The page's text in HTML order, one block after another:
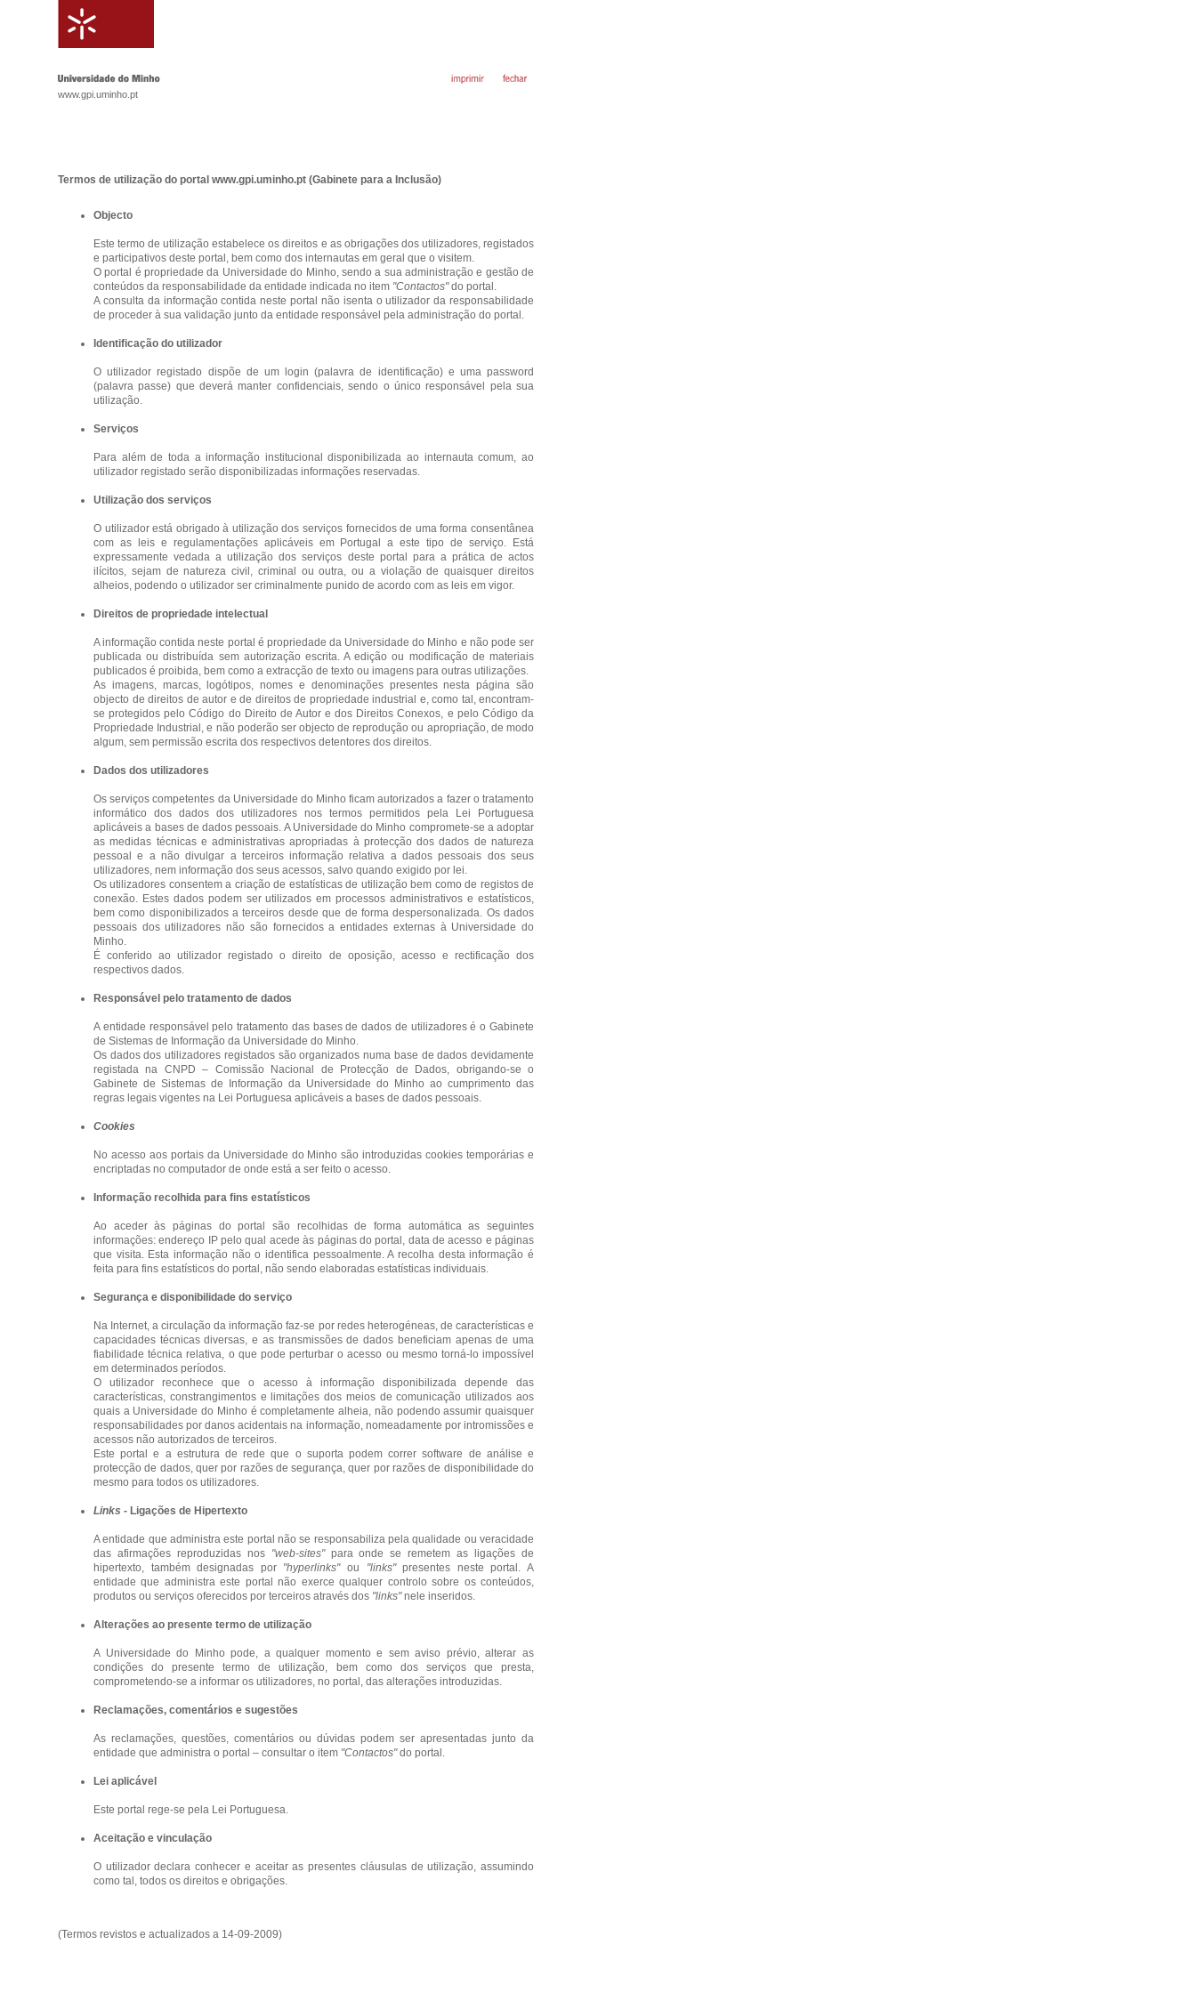
www.gpi.uminho.pt
Termos de utilização do portal www.gpi.uminho.pt (Gabinete para a Inclusão)
Objecto
Este termo de utilização estabelece os direitos e as obrigações dos utilizadores, registados
e participativos deste portal, bem como dos internautas em geral que o visitem.
O portal é propriedade da Universidade do Minho, sendo a sua administração e gestão de
conteúdos da responsabilidade da entidade indicada no item "Contactos"do portal.
A consulta da informação contida neste portal não isenta o utilizador da responsabilidade
de proceder à sua validação junto da entidade responsável pela administração do portal.
Identificação do utilizador
O utilizador registado dispõe de um login (palavra de identificação) e uma password
(palavra passe) que deverá manter confidenciais, sendo o único responsável pela sua
utilização.
Serviços
Para além de toda a informação institucional disponibilizada ao internauta comum, ao
utilizador registado serão disponibilizadas informações reservadas.
Utilização dos serviços
O utilizador está obrigado à utilização dos serviços fornecidos de uma forma consentânea
com as leis e regulamentações aplicáveis em Portugal a este tipo de serviço. Está
expressamente vedada a utilização dos serviços deste portal para a prática de actos
ilícitos, sejam de natureza civil, criminal ou outra, ou a violação de quaisquer direitos
alheios, podendo o utilizador ser criminalmente punido de acordo com as leis em vigor.
Direitos de propriedade intelectual
A informação contida neste portal é propriedade da Universidade do Minho e não pode ser
publicada ou distribuída sem autorização escrita. A edição ou modificação de materiais
publicados é proibida, bem como a extracção de texto ou imagens para outras utilizações.
As imagens, marcas, logótipos, nomes e denominações presentes nesta página são
objecto de direitos de autor e de direitos de propriedade industrial e, como tal, encontram-
se protegidos pelo Código do Direito de Autor e dos Direitos Conexos, e pelo Código da
Propriedade Industrial, e não poderão ser objecto de reprodução ou apropriação, de modo
algum, sem permissão escrita dos respectivos detentores dos direitos.
Dados dos utilizadores
Os serviços competentes da Universidade do Minho ficam autorizados a fazer o tratamento
informático dos dados dos utilizadores nos termos permitidos pela Lei Portuguesa
aplicáveis a bases de dados pessoais. A Universidade do Minho compromete-se a adoptar
as medidas técnicas e administrativas apropriadas à protecção dos dados de natureza
pessoal e a não divulgar a terceiros informação relativa a dados pessoais dos seus
utilizadores, nem informação dos seus acessos, salvo quando exigido por lei.
Os utilizadores consentem a criação de estatísticas de utilização bem como de registos de
conexão. Estes dados podem ser utilizados em processos administrativos e estatísticos,
bem como disponibilizados a terceiros desde que de forma despersonalizada. Os dados
pessoais dos utilizadores não são fornecidos a entidades externas à Universidade do
Minho.
É conferido ao utilizador registado o direito de oposição, acesso e rectificação dos
respectivos dados.
Responsável pelo tratamento de dados
A entidade responsável pelo tratamento das bases de dados de utilizadores é o Gabinete
de Sistemas de Informação da Universidade do Minho.
Os dados dos utilizadores registados são organizados numa base de dados devidamente
registada na CNPD – Comissão Nacional de Protecção de Dados, obrigando-se o
Gabinete de Sistemas de Informação da Universidade do Minho ao cumprimento das
regras legais vigentes na Lei Portuguesa aplicáveis a bases de dados pessoais.
Cookies
No acesso aos portais da Universidade do Minho são introduzidas cookies temporárias e
encriptadas no computador de onde está a ser feito o acesso.
Informação recolhida para fins estatísticos
Ao aceder às páginas do portal são recolhidas de forma automática as seguintes
informações: endereço IP pelo qual acede às páginas do portal, data de acesso e páginas
que visita. Esta informação não o identifica pessoalmente. A recolha desta informação é
feita para fins estatísticos do portal, não sendo elaboradas estatísticas individuais.
Segurança e disponibilidade do serviço
Na Internet, a circulação da informação faz-se por redes heterogéneas, de características e
capacidades técnicas diversas, e as transmissões de dados beneficiam apenas de uma
fiabilidade técnica relativa, o que pode perturbar o acesso ou mesmo torná-lo impossível
em determinados períodos.
O utilizador reconhece que o acesso à informação disponibilizada depende das
características, constrangimentos e limitações dos meios de comunicação utilizados aos
quais a Universidade do Minho é completamente alheia, não podendo assumir quaisquer
responsabilidades por danos acidentais na informação, nomeadamente por intromissões e
acessos não autorizados de terceiros.
Este portal e a estrutura de rede que o suporta podem correr software de análise e
protecção de dados, quer por razões de segurança, quer por razões de disponibilidade do
mesmo para todos os utilizadores.
Links - Ligações de Hipertexto
A entidade que administra este portal não se responsabiliza pela qualidade ou veracidade
das afirmações reproduzidas nos "web-sites"para onde se remetem as ligações de
hipertexto, também designadas por "hyperlinks"ou "links"presentes neste portal. A
entidade que administra este portal não exerce qualquer controlo sobre os conteúdos,
produtos ou serviços oferecidos por terceiros através dos "links"nele inseridos.
Alterações ao presente termo de utilização
A Universidade do Minho pode, a qualquer momento e sem aviso prévio, alterar as
condições do presente termo de utilização, bem como dos serviços que presta,
comprometendo-se a informar os utilizadores, no portal, das alterações introduzidas.
Reclamações, comentários e sugestões
As reclamações, questões, comentários ou dúvidas podem ser apresentadas junto da
entidade que administra o portal – consultar o item "Contactos"do portal.
Lei aplicável
Este portal rege-se pela Lei Portuguesa.
Aceitação e vinculação
O utilizador declara conhecer e aceitar as presentes cláusulas de utilização, assumindo
como tal, todos os direitos e obrigações.
(Termos revistos e actualizados a 14-09-2009)